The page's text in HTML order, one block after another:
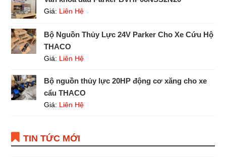
Giá: Liên Hệ
Bộ Nguồn Thủy Lực 24V Parker Cho Xe Cứu Hộ
THACO
Giá: Liên Hệ
Bộ nguồn thủy lực 20HP động cơ xăng cho xe
cẩu THACO
Giá: Liên Hệ
TIN TỨC MỚI